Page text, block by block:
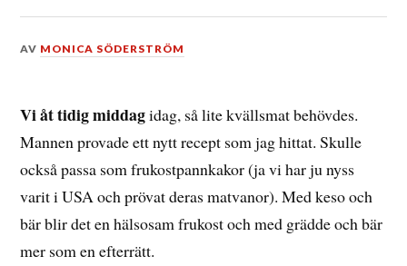
DEN
2015
AV MONICA SÖDERSTRÖM
Vi åt tidig middagidag, så lite kvällsmat behövdes.
Mannen provade ett nytt recept som jag hittat. Skulle
också passa som frukostpannkakor (ja vi har ju nyss
varit i USA och prövat deras matvanor). Med keso och
bär blir det en hälsosam frukost och med grädde och bär
mer som en efterrätt.